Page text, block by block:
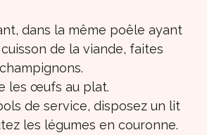
dans la même poêle ayant
de la viande, faites
les œufs au plat.
de service, disposez un lit
les légumes en couronne.